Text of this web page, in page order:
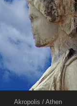
Akropolis / Athen